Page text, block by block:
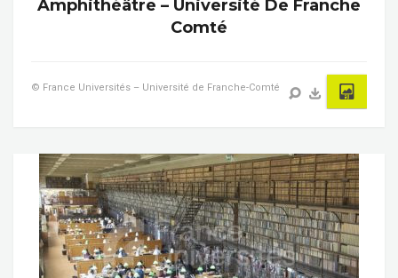
Amphithéâtre – Université De Franche
Comté
© France Universités – Université de Franche-Comté